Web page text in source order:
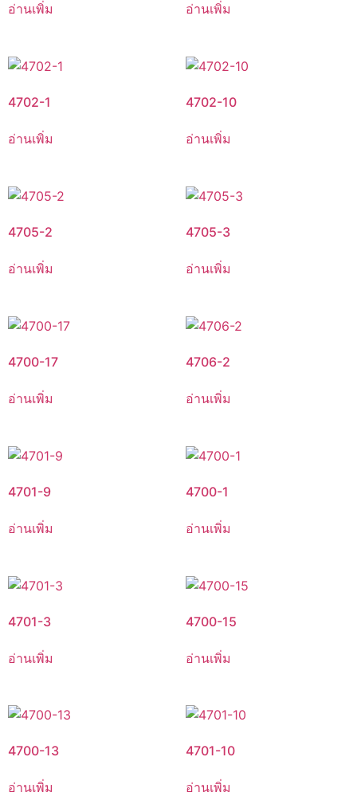
อ่านเพิ่ม อ่านเพิ่ม
4702-1
อ่านเพิ่ม
4702-10
อ่านเพิ่ม
4705-2
อ่านเพิ่ม
4705-3
อ่านเพิ่ม
4700-17
อ่านเพิ่ม
4706-2
อ่านเพิ่ม
4701-9
อ่านเพิ่ม
4700-1
อ่านเพิ่ม
4701-3
อ่านเพิ่ม
4700-15
อ่านเพิ่ม
4700-13
อ่านเพิ่ม
4701-10
อ่านเพิ่ม